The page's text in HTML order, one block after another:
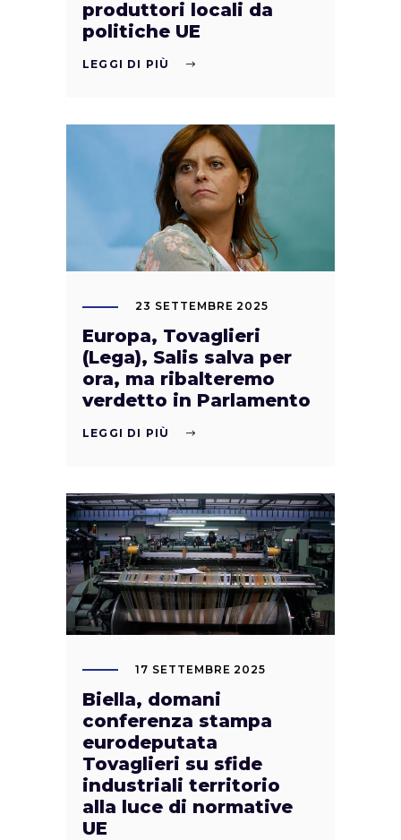
produttori locali da
politiche UE
LEGGI DI PIÙ
23 SETTEMBRE 2025
Europa, Tovaglieri
(Lega), Salis salva per
ora, ma ribalteremo
verdetto in Parlamento
LEGGI DI PIÙ
17 SETTEMBRE 2025
Biella, domani
conferenza stampa
eurodeputata
Tovaglieri su sfide
industriali territorio
alla luce di normative
UE